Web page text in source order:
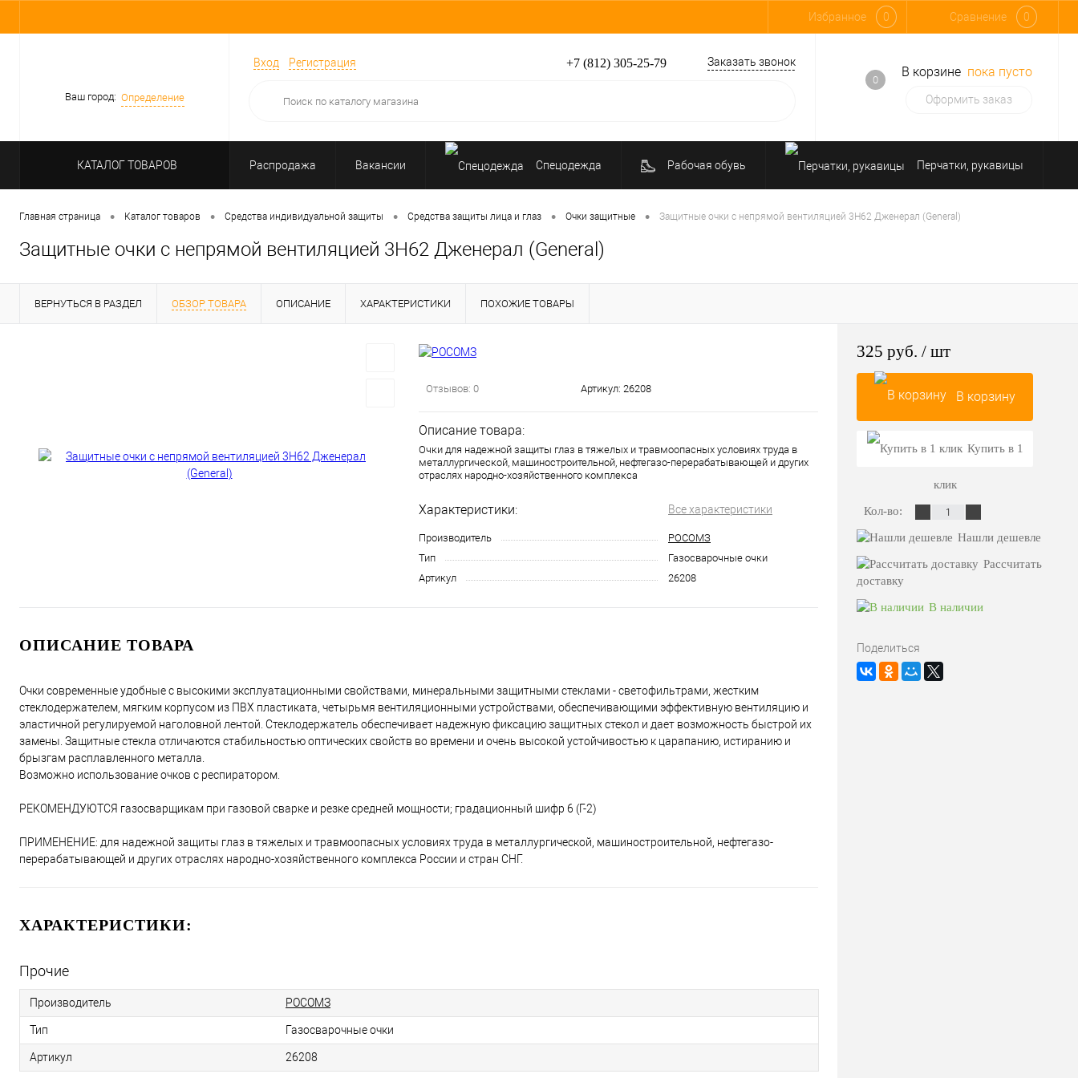
Избранное 0 Сравнение 0
Ваш город: Определение
Вход Регистрация +7 (812) 305-25-79 Заказать звонок
0
В корзине пока пусто
Оформить заказ
КАТАЛОГ ТОВАРОВ Распродажа Вакансии Спецодежда Рабочая обувь Перчатки, рукавицы
Средства индивидуальной защиты Средства защиты от падения
Главная страница • Каталог товаров • Средства индивидуальной защиты • Средства защиты лица и глаз • Очки защитные • Защитные очки с непрямой вентиляцией 3Н62 Дженерал (General)
Защитные очки с непрямой вентиляцией 3Н62 Дженерал (General)
ВЕРНУТЬСЯ В РАЗДЕЛ ОБЗОР ТОВАРА ОПИСАНИЕ ХАРАКТЕРИСТИКИ ПОХОЖИЕ ТОВАРЫ
Отзывов: 0 Артикул: 26208
Описание товара:
Очки для надежной защиты глаз в тяжелых и травмоопасных условиях труда в
металлургической, машиностроительной, нефтегазо-перерабатывающей и других
отраслях народно-хозяйственного комплекса
Характеристики: Все характеристики
Производитель
РОСОМЗ
Тип
Газосварочные очки
Артикул
26208
ОПИСАНИЕ ТОВАРА
Очки современные удобные с высокими эксплуатационными свойствами, минеральными защитными стеклами - светофильтрами, жестким
стеклодержателем, мягким корпусом из ПВХ пластиката, четырьмя вентиляционными устройствами, обеспечивающими эффективную вентиляцию и
эластичной регулируемой наголовной лентой. Стеклодержатель обеспечивает надежную фиксацию защитных стекол и дает возможность быстрой их
замены. Защитные стекла отличаются стабильностью оптических свойств во времени и очень высокой устойчивостью к царапанию, истиранию и
брызгам расплавленного металла.
Возможно использование очков с респиратором.
РЕКОМЕНДУЮТСЯ газосварщикам при газовой сварке и резке средней мощности; градационный шифр 6 (Г-2)
ПРИМЕНЕНИЕ: для надежной защиты глаз в тяжелых и травмоопасных условиях труда в металлургической, машиностроительной, нефтегазо-
перерабатывающей и других отраслях народно-хозяйственного комплекса России и стран СНГ.
ХАРАКТЕРИСТИКИ:
Прочие
Производитель РОСОМЗ
Тип Газосварочные очки
Артикул 26208
325 руб. / шт
В корзину
Купить в 1
клик
Кол-во:
Нашли дешевле
Рассчитать
доставку
В наличии
Поделиться